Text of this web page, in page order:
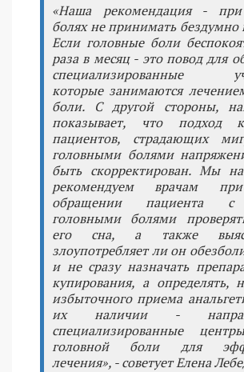
«Наша рекомендация - при
болях не принимать бездумно
Если головные боли
раза в месяц - это повод для
специализированные
которые занимаются
боли. С другой стороны,
показывает, что подход
пациентов, страдающих
головными болями
быть скорректирован. Мы
рекомендуем врачам
обращении пациента с
головными болями
его сна, а также
злоупотребляет ли он
и не сразу назначать
купирования, а определять,
избыточного приема
их наличии -
специализированные
головной боли для
лечения», - советует Елена